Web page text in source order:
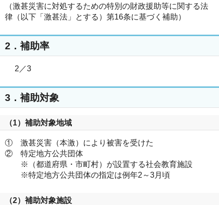
（激甚災害に対処するための特別の財政援助等に関する法
律（以下「激甚法」とする）第16条に基づく補助）
2．補助率
2／3
3．補助対象
（1）補助対象地域
① 激甚災害（本激）により被害を受けた
② 特定地方公共団体
※（都道府県・市町村）が設置する社会教育施設
※特定地方公共団体の指定は例年2～3月頃
（2）補助対象施設